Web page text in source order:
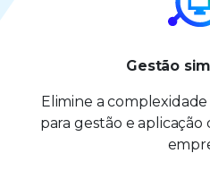
Gestão
Elimine a
para gestão e